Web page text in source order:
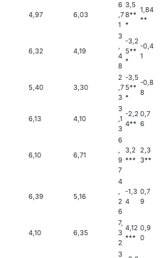
4,97 6,03
6
,7
1
3,5
8**
*
1,84
**
6,32 4,19
3
4
8
-3,2
5**
*
-0,4
1
5,40 3,30
2
,7
3
-3,5
5**
*
-0,8
8
6,13 4,10
3
,1
3
-2,2
4**
0,7
6
6,10 6,71
6
9
7
3,2
***
2,3
3**
6,39 5,16
4
2
6
-1,3
4
0,7
9
4,10 6,35
7,
3
2
4,12
***
0,9
0
3